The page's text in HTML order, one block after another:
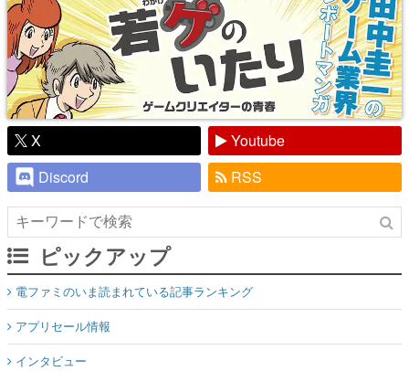
X
Youtube
Discord
RSS
ピックアップ
電ファミのいま読まれている記事ランキング
アプリセール情報
インタビュー